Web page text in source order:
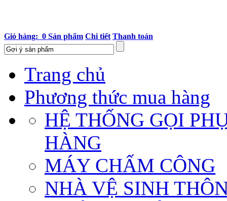
Giỏ hàng: 0 Sản phẩm Chi tiết Thanh toán
Trang chủ
Phương thức mua hàng
HỆ THỐNG GỌI
HÀNG
MÁY CHẤM CÔNG
NHÀ VỆ SINH